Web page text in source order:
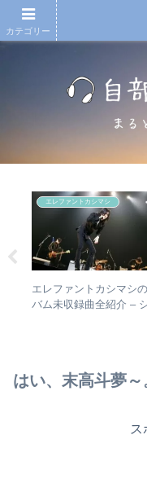
エレファントカシマシ
エレファントカシマシ
バム未収録曲全紹介 –
はい、末高斗夢～
ス
カテゴリー